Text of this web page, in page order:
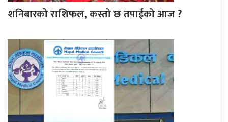
शनिबारको राशिफल, कस्तो छ तपाईको आज ?